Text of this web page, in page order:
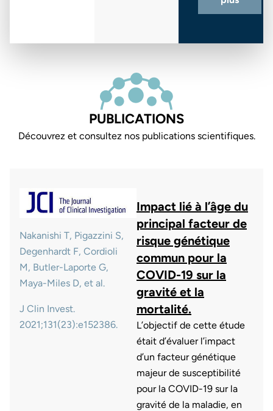
PUBLICATIONS
Découvrez et consultez nos publications scientifiques.
Nakanishi T, Pigazzini S,
Degenhardt F, Cordioli
M, Butler-Laporte G,
Maya-Miles D, et al.
J Clin Invest.
2021;131(23):e152386.
Impact lié à l’âge du
principal facteur de
risque génétique
commun pour la
COVID-19 sur la
gravité et la
mortalité.
L’objectif de cette étude
était d’évaluer l’impact
d’un facteur génétique
majeur de susceptibilité
pour la COVID-19 sur la
gravité de la maladie, en